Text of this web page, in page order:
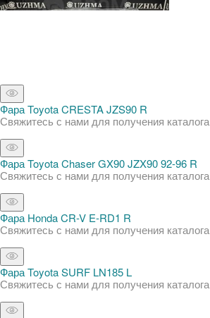
Фара Toyota CRESTA JZS90 R
Свяжитесь с нами для получения
Фара Toyota Chaser GX90 JZX90 92-96 R
Свяжитесь с нами для получения
Фара Honda CR-V E-RD1 R
Свяжитесь с нами для получения
Фара Toyota SURF LN185 L
Свяжитесь с нами для получения